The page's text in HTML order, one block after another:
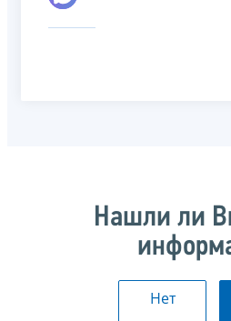
Нашли ли
Нет